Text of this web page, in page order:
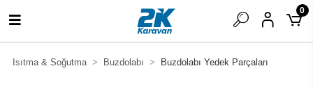
0
Isıtma & Soğutma Buzdolabı Buzdolabı Yedek Parçaları